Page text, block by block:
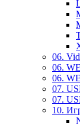
06.
06.
06.
07.
07.
10.